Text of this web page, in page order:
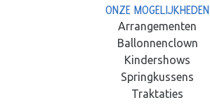
ONZE MOGELIJKHEDEN
Arrangementen
Ballonnenclown
Kindershows
Springkussens
Traktaties